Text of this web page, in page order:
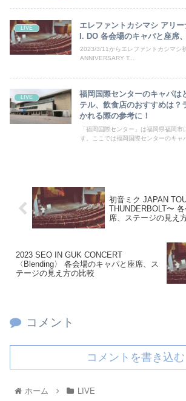
LIVE
エレファントカシマシ アリ
I. DO 各会場のキャパと座席
2023/3/11からエレファントカシマシ
ANNIVERSARY T...
LIVE
福岡国際センターのキャパは
テル、飲食店のおすすめは？
かれる際の参考に！
「福岡国際センター」は福岡県福岡
す。ここでは福岡国際センターのキャ
初音ミク JAPAN
THUNDERBOLT〜
席、ステージの見え
2023 SEO IN GUK CONCERT
〈Blending〉 各会場のキャパと座席、ス
テージの見え方の比較
コメント
コメントを書き込む
ホーム LIVE